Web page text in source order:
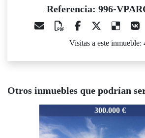
Referencia: 996-
Visitas a este inmueble:
Otros inmuebles que podrían
996-VPARC.PL13300.000 €
996-VPARC.PL13